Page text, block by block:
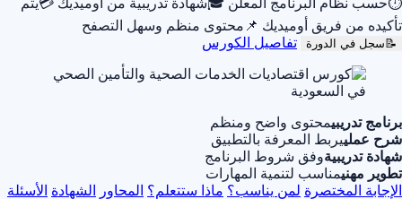
تأكيده من فريق أوميديك 📌 محتوى منظم وسهل التصفح
📝 سجل في الدورة تفاصيل الكورس
برنامج تدريبيمحتوى واضح ومنظم
شرح عملييربط المعرفة بالتطبيق
شهادة تدريبيةوفق شروط البرنامج
تطوير مهنيمناسب لتنمية المهارات
الإجابة المختصرة لمن يناسب؟ ماذا ستتعلم؟ المحاور الشهادة الأسئلة